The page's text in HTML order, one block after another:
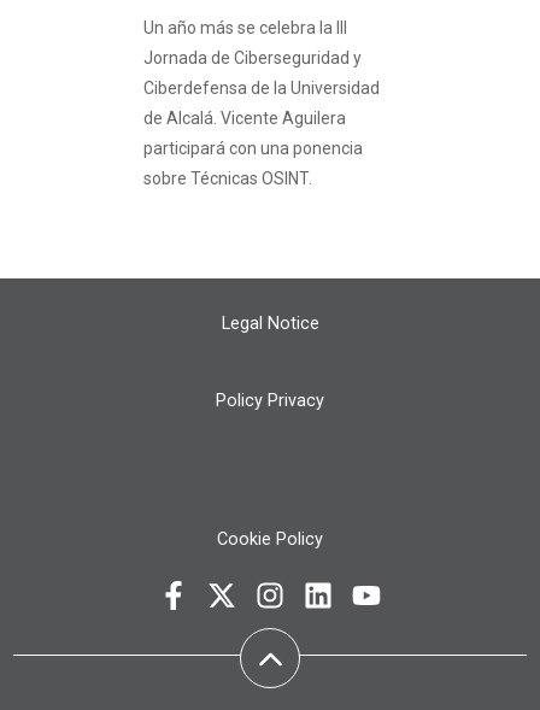
Un año más se celebra la III
Jornada de Ciberseguridad y
Ciberdefensa de la Universidad
de Alcalá. Vicente Aguilera
participará con una ponencia
sobre Técnicas OSINT.
Legal Notice
Policy Privacy
Cookie Policy